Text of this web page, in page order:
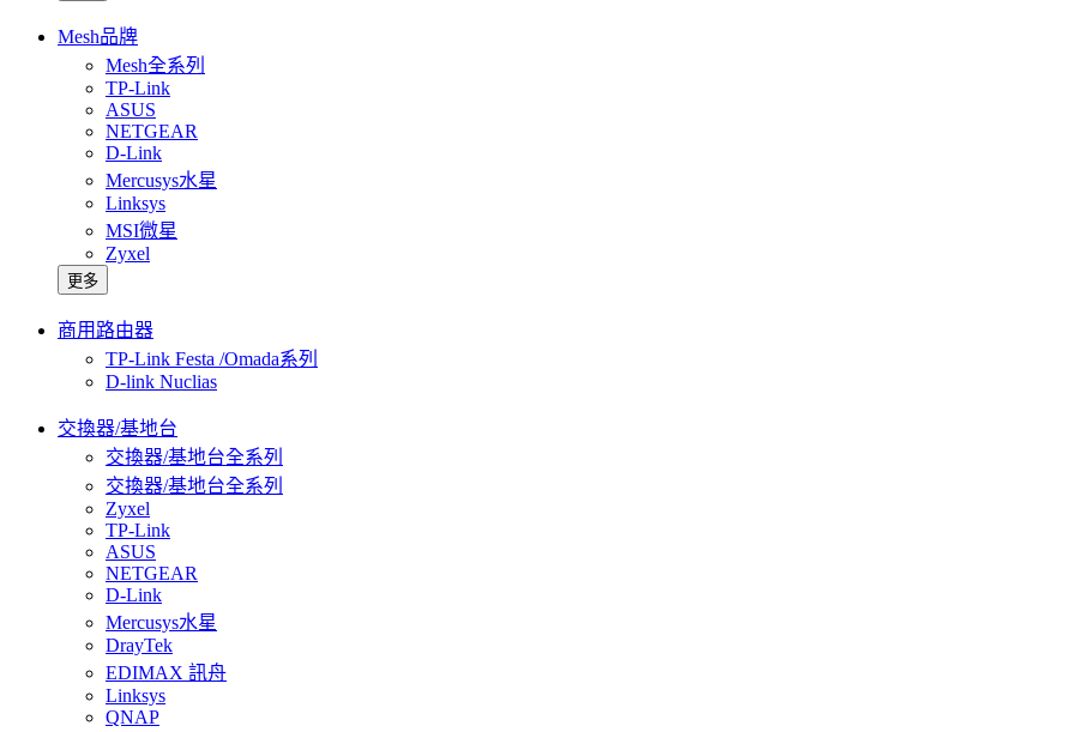
Mesh品牌
Mesh全系列
TP-Link
ASUS
NETGEAR
D-Link
Mercusys水星
Linksys
MSI微星
Zyxel
更多
商用路由器
TP-Link Festa /Omada系列
D-link Nuclias
交換器/基地台
交換器/基地台全系列
交換器/基地台全系列
Zyxel
TP-Link
ASUS
NETGEAR
D-Link
Mercusys水星
DrayTek
EDIMAX 訊舟
Linksys
QNAP